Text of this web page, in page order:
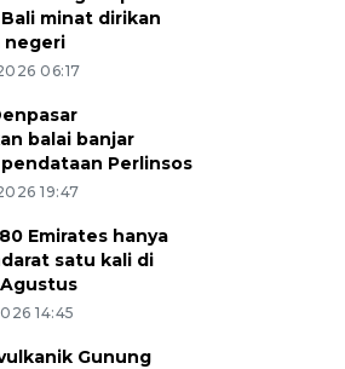
minat dirikan
negeri
06:17
balai banjar
Perlinsos
19:47
Emirates hanya
satu kali di
14:45
Gunung